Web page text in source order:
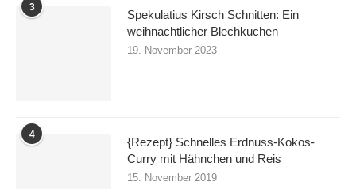
3
Spekulatius Kirsch Schnitten: Ein
weihnachtlicher Blechkuchen
19. November 2023
4
{Rezept} Schnelles Erdnuss-Kokos-
Curry mit Hähnchen und Reis
15. November 2019